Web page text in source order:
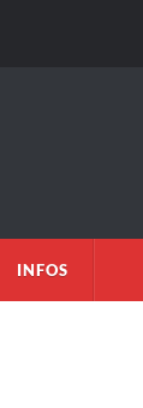
INFOS